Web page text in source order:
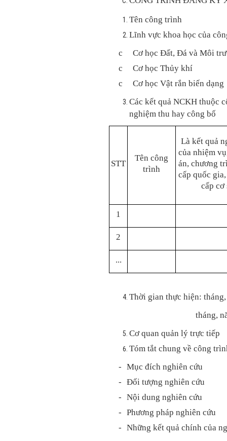
Tên công trình
Lĩnh vực khoa học của
c Cơ học Đất, Đá và
c Cơ học
c Cơ học Vật rắn
Các kết quả NCKH thuộc
nghiệm thu hay công bố
STT
Tên công
trình
Là kết quả
của nhiệm
án, chương
cấp quốc
cấp cơ
1
2
...
Thời gian thực hiện:
tháng,
Cơ quan quản lý trực tiếp
Tóm tắt chung về công
- Mục đích nghiên cứu
- Đối tượng nghiên cứu
- Nội dung nghiên cứu
- Phương pháp nghiên cứu
- Những kết quả chính của